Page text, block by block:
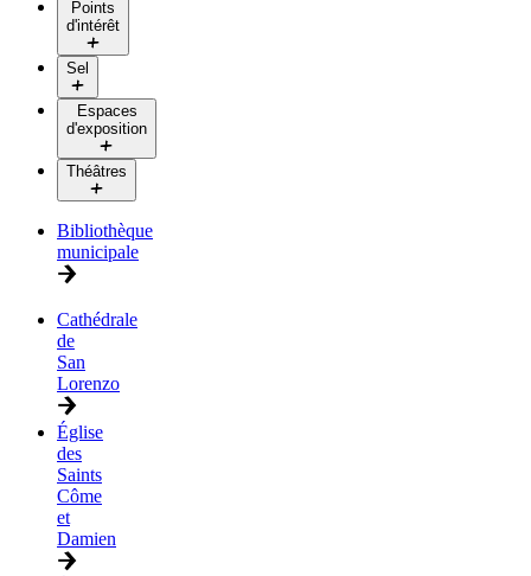
Points
d'intérêt
Sel
Espaces
d'exposition
Théâtres
Bibliothèque
municipale
Cathédrale
de
San
Lorenzo
Église
des
Saints
Côme
et
Damien